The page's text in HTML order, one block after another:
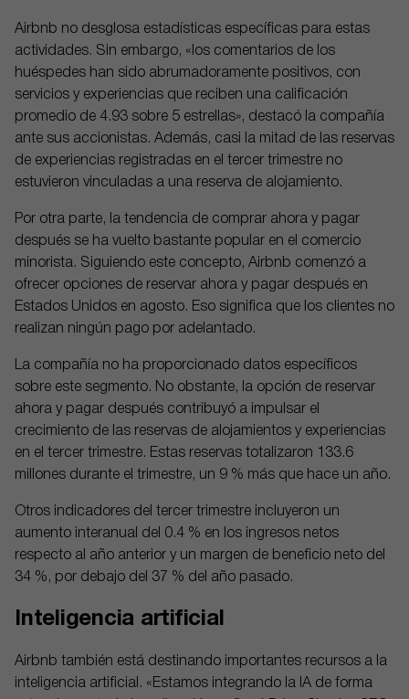
Airbnb no desglosa estadísticas específicas para estas
actividades. Sin embargo, «los comentarios de los
huéspedes han sido abrumadoramente positivos, con
servicios y experiencias que reciben una calificación
promedio de 4.93 sobre 5 estrellas», destacó la compañía
ante sus accionistas. Además, casi la mitad de las reservas
de experiencias registradas en el tercer trimestre no
estuvieron vinculadas a una reserva de alojamiento.
Por otra parte, la tendencia de comprar ahora y pagar
después se ha vuelto bastante popular en el comercio
minorista. Siguiendo este concepto, Airbnb comenzó a
ofrecer opciones de reservar ahora y pagar después en
Estados Unidos en agosto. Eso significa que los clientes no
realizan ningún pago por adelantado.
La compañía no ha proporcionado datos específicos
sobre este segmento. No obstante, la opción de reservar
ahora y pagar después contribuyó a impulsar el
crecimiento de las reservas de alojamientos y experiencias
en el tercer trimestre. Estas reservas totalizaron 133.6
millones durante el trimestre, un 9 % más que hace un año.
Otros indicadores del tercer trimestre incluyeron un
aumento interanual del 0.4 % en los ingresos netos
respecto al año anterior y un margen de beneficio neto del
34 %, por debajo del 37 % del año pasado.
Inteligencia artificial
Airbnb también está destinando importantes recursos a la
inteligencia artificial. «Estamos integrando la IA de forma